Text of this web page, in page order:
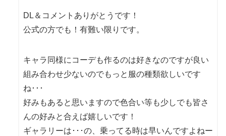
DL＆コメントありがとうです！
公式の方でも！有難い限りです。
キャラ同様にコーデも作るのは好きなのですが良い
組み合わせ少ないのでもっと服の種類欲しいです
ね･･･
好みもあると思いますので色合い等も少しでも皆さ
んの好みと合えば嬉しいです！
ギャラリーは･･･の、乗ってる時は早いんですよねー